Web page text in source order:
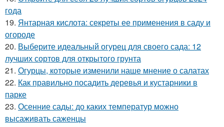
года
19. Янтарная кислота: секреты ее применения в саду и
огороде
20. Выберите идеальный огурец для своего сада: 12
лучших сортов для открытого грунта
21. Огурцы, которые изменили наше мнение о салатах
22. Как правильно посадить деревья и кустарники в
парке
23. Осенние сады: до каких температур можно
высаживать саженцы